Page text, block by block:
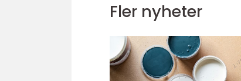
Fler nyheter